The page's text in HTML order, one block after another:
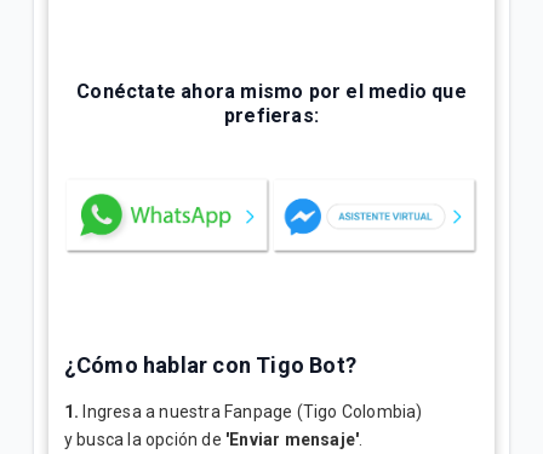
Conéctate ahora mismo por el medio que
prefieras:
¿Cómo hablar con Tigo Bot?
1. Ingresa a nuestra Fanpage (Tigo Colombia)
y busca la opción de 'Enviar mensaje'